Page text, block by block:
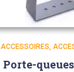
ACCESSOIRES
Porte-